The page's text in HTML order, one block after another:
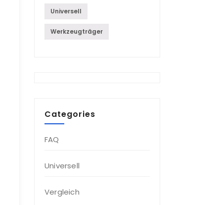
Universell
Werkzeugträger
Categories
FAQ
Universell
Vergleich